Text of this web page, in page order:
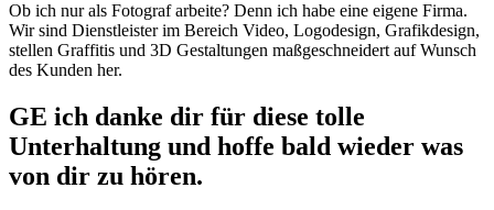
Ob ich nur als Fotograf arbeite? Denn ich habe eine eigene Firma.
Wir sind Dienstleister im Bereich Video, Logodesign, Grafikdesign,
stellen Graffitis und 3D Gestaltungen maßgeschneidert auf Wunsch
des Kunden her.
GE ich danke dir für diese tolle
Unterhaltung und hoffe bald wieder was
von dir zu hören.